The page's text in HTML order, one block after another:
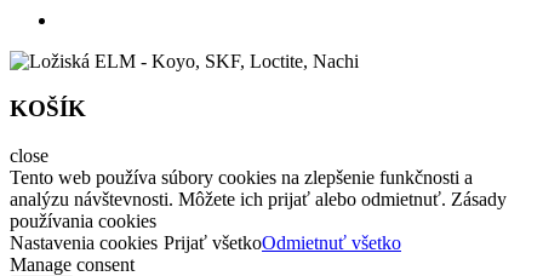
KOŠÍK
close
Tento web používa súbory cookies na zlepšenie funkčnosti a
analýzu návštevnosti. Môžete ich prijať alebo odmietnuť. Zásady
používania cookies
Nastavenia cookies Prijať všetkoOdmietnuť všetko
Manage consent